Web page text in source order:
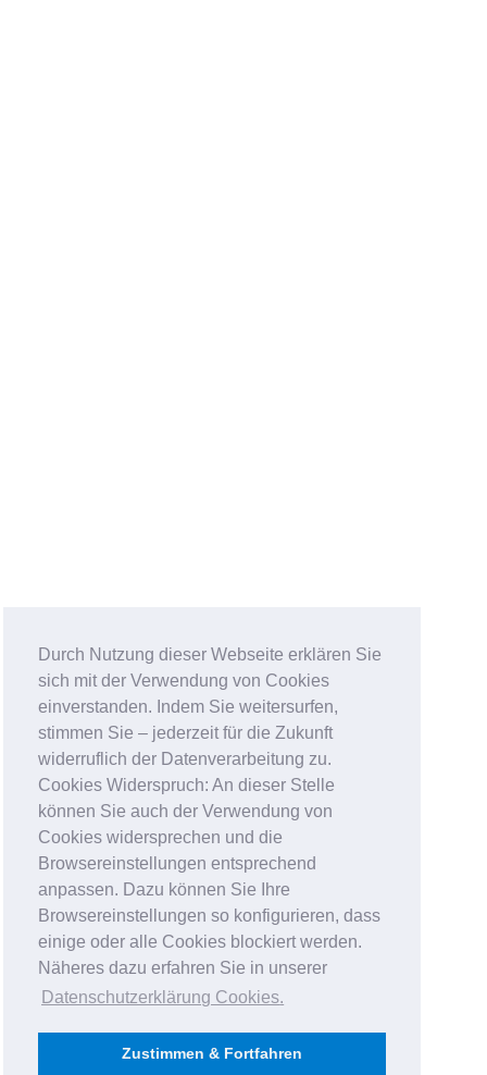
Durch Nutzung dieser Webseite erklären Sie
sich mit der Verwendung von Cookies
einverstanden. Indem Sie weitersurfen,
stimmen Sie – jederzeit für die Zukunft
widerruflich der Datenverarbeitung zu.
Cookies Widerspruch: An dieser Stelle
können Sie auch der Verwendung von
Cookies widersprechen und die
Browsereinstellungen entsprechend
anpassen. Dazu können Sie Ihre
Browsereinstellungen so konfigurieren, dass
einige oder alle Cookies blockiert werden.
Näheres dazu erfahren Sie in unserer
Datenschutzerklärung Cookies.
Zustimmen & Fortfahren